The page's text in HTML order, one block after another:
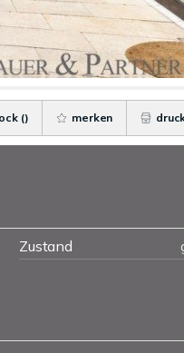
() merken
Zustand